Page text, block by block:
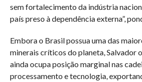
sem fortalecimento da indústria
país preso à dependência externa”,
Embora o Brasil possua uma das
minerais críticos do planeta, Salvador
ainda ocupa posição marginal nas
processamento e tecnologia,